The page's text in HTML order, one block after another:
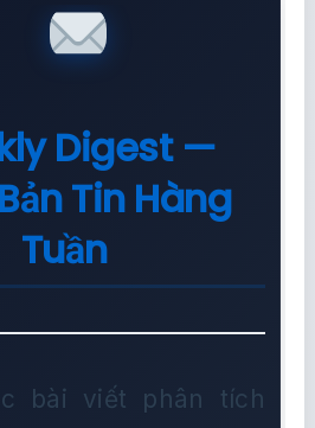
Digest —
Tin Hàng
Tuần
bài viết phân tích